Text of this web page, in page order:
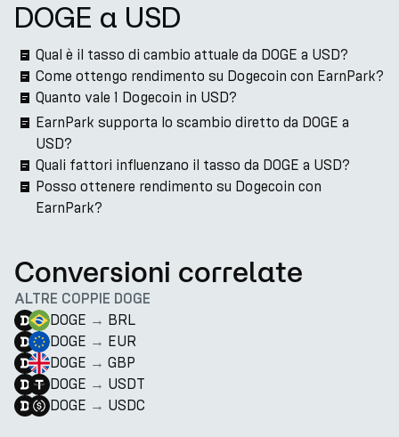
DOGE a USD
Qual è il tasso di cambio attuale da DOGE a USD?
Come ottengo rendimento su Dogecoin con EarnPark?
Quanto vale 1 Dogecoin in USD?
EarnPark supporta lo scambio diretto da DOGE a
USD?
Quali fattori influenzano il tasso da DOGE a USD?
Posso ottenere rendimento su Dogecoin con
EarnPark?
Conversioni correlate
ALTRE COPPIE DOGE
DOGE → BRL
DOGE → EUR
DOGE → GBP
DOGE → USDT
DOGE → USDC